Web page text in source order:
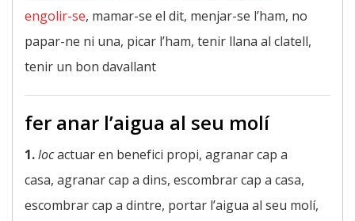
engolir-se, mamar-se el dit, menjar-se l’ham, no
papar-ne ni una, picar l’ham, tenir llana al clatell,
tenir un bon davallant
fer anar l’aigua al seu molí
1.locactuar en benefici propi, agranar cap a
casa, agranar cap a dins, escombrar cap a casa,
escombrar cap a dintre, portar l’aigua al seu molí,